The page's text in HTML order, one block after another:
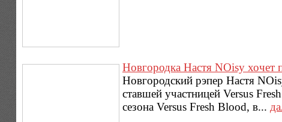
Новгородка Настя NOisy хочет
Новгородский рэпер Настя
ставшей участницей Versus
сезона Versus Fresh Blood, в...